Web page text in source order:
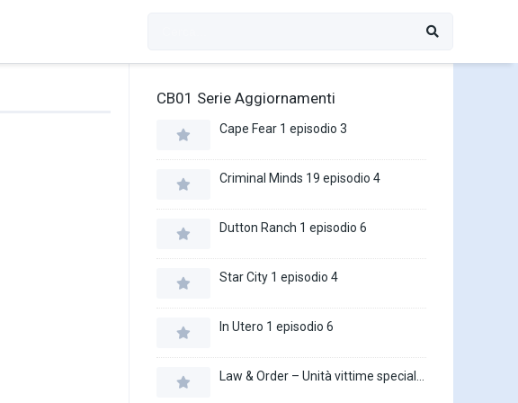
CB01 Serie Aggiornamenti
Cape Fear 1 episodio 3
Criminal Minds 19 episodio 4
Dutton Ranch 1 episodio 6
Star City 1 episodio 4
In Utero 1 episodio 6